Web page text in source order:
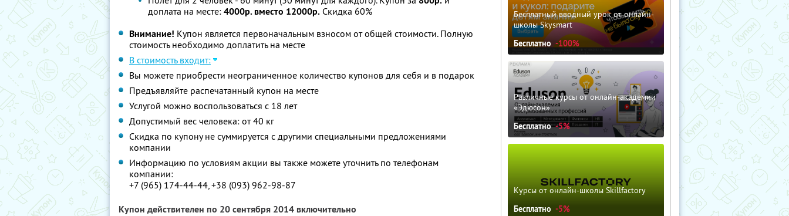
доплата на месте: 4000р. вместо 12000р. Скидка 60%
Внимание! Купон является первоначальным взносом от общей стоимости. Полную
стоимость необходимо доплатить на месте
В стоимость входит:
Вы можете приобрести неограниченное количество купонов для себя и в подарок
Предъявляйте распечатанный купон на месте
Услугой можно воспользоваться с 18 лет
Допустимый вес человека: от 40 кг
Скидка по купону не суммируется с другими специальными предложениями
компании
Информацию по условиям акции вы также можете уточнить по телефонам
компании:
+7 (965) 174-44-44, +38 (093) 962-98-87
Купон действителен по 20 сентября 2014 включительно
Бесплатный вводный урок от онлайн-
школы Skysmart
Бесплатно -100%
Различные курсы от онлайн-академии
«Эдюсон»
Бесплатно -5%
Курсы от онлайн-школы Skillfactory
Бесплатно -5%